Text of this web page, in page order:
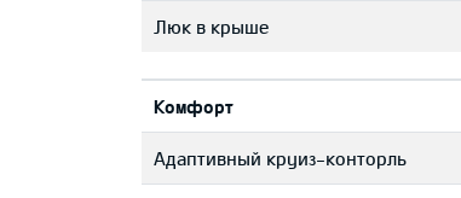
Люк в крыше
Комфорт
Адаптивный круиз-конторль